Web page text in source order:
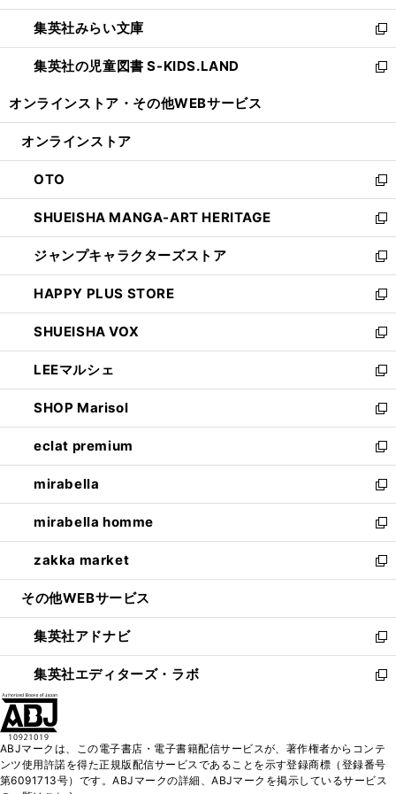
開
く
ウ
で
開
く
ン
ド
ウ
で
ウ
ィ
ン
ド
開
集英社みらい文庫
新
し
い
ン
ウ
で
開
く
集英社の児童図書 S-KIDS.LAND
新
ウ
ン
ド
ウ
で
開
く
オンラインストア・ その他WEBサービス
オンラインストア
OTO
新
し
い
ウ
ィ
ン
ド
ウ
で
開
く
SHUEISHA MANGA-ART HERITAGE
新
し
い
ウ
ィ
ン
ド
ウ
で
開
く
ジャンプキャラクターズストア
新
し
い
ウ
ィ
ン
ド
ウ
で
開
く
HAPPY PLUS STORE
新
し
い
ウ
ィ
ン
ド
ウ
で
開
く
SHUEISHA VOX
新
し
い
ウ
ィ
ン
ド
ウ
で
開
く
LEEマルシェ
新
し
い
ウ
ィ
ン
ド
ウ
で
開
く
SHOP Marisol
新
し
い
ウ
ィ
ン
ド
ウ
で
開
eclat premium
新
し
い
ウ
ィ
ン
ド
ウ
開
く
mirabella
新
し
い
ウ
ィ
ン
ウ
で
開
く
mirabella homme
新
し
い
ウ
ン
ド
ウ
で
zakka market
新
し
ウ
ィ
ン
ド
く
その他WEBサービス
集英社アドナビ
新
し
い
ド
ウ
で
集英社エディターズ・ラボ
新
ィ
ン
ド
ABJマークは、この電子書店・電子書籍配信サービスが、著作権者からコンテ
ンツ使用許諾を得た正規版配信サービスであることを示す登録商標（登録番号
第6091713号）です。ABJマークの詳細、ABJマークを掲示しているサービス